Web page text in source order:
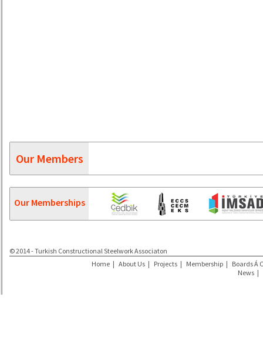
Our Members
Our Memberships
© 2014 - Turkish Constructional Steelwork Associaton
Home | About Us | Projects | Membership | Boards Á
News |